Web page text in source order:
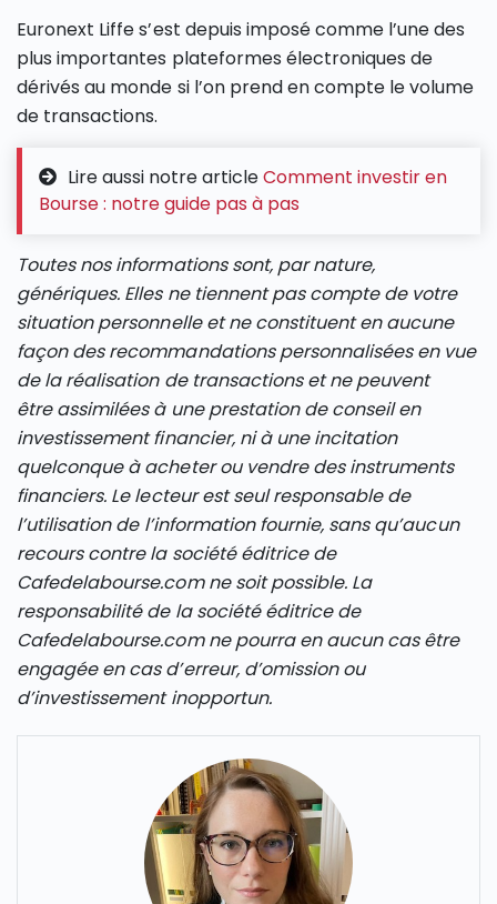
Euronext Liffe s’est depuis imposé comme l’une des
plus importantes plateformes électroniques de
dérivés au monde si l’on prend en compte le volume
de transactions.
Lire aussi notre articleComment investir en
Bourse : notre guide pas à pas
Toutes nos informations sont, par nature,
génériques. Elles ne tiennent pas compte de votre
situation personnelle et ne constituent en aucune
façon des recommandations personnalisées en vue
de la réalisation de transactions et ne peuvent
être assimilées à une prestation de conseil en
investissement financier, ni à une incitation
quelconque à acheter ou vendre des instruments
financiers. Le lecteur est seul responsable de
l’utilisation de l’information fournie, sans qu’aucun
recours contre la société éditrice de
Cafedelabourse.com ne soit possible. La
responsabilité de la société éditrice de
Cafedelabourse.com ne pourra en aucun cas être
engagée en cas d’erreur, d’omission ou
d’investissement inopportun.